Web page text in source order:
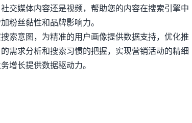
交媒体内容还是视频，帮助您的内容在搜索引擎中
粉丝黏性和品牌影响力。
索意图，为精准的用户画像提供数据支持，优化推
需求分析和搜索习惯的把握，实现营销活动的精细
增长提供数据驱动力。